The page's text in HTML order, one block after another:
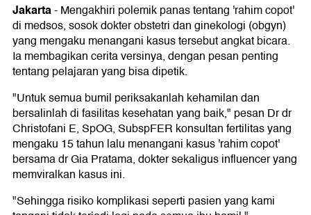
Jakarta-Mengakhiri polemik panas tentang 'rahim copot'
di medsos, sosok dokter obstetri dan ginekologi (obgyn)
yang mengaku menangani kasus tersebut angkat bicara.
Ia membagikan cerita versinya, dengan pesan penting
tentang pelajaran yang bisa dipetik.
"Untuk semua bumil periksakanlah kehamilan dan
bersalinlah di fasilitas kesehatan yang baik," pesan Dr dr
Christofani E, SpOG, SubspFER konsultan fertilitas yang
mengaku 15 tahun lalu menangani kasus 'rahim copot'
bersama dr Gia Pratama, dokter sekaligus influencer yang
memviralkan kasus ini.
"Sehingga risiko komplikasi seperti pasien yang kami